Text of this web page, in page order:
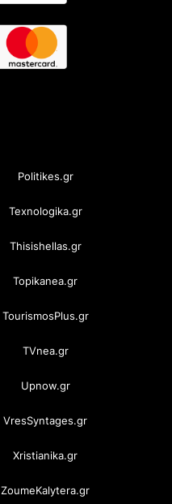
Politikes.gr
Texnologika.gr
Thisishellas.gr
Topikanea.gr
TourismosPlus.gr
TVnea.gr
Upnow.gr
VresSyntages.gr
Xristianika.gr
ZoumeKalytera.gr